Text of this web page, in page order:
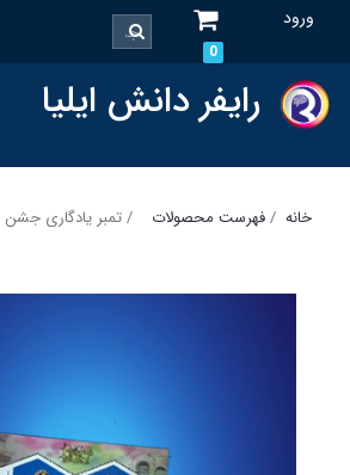
ورود
0
رایفر دانش ایلیا
خانه فهرست محصولات تمبر یادگاری جشن